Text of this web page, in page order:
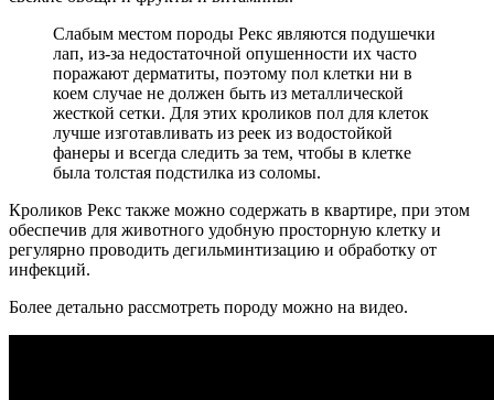
Слабым местом породы Рекс являются подушечки
лап, из-за недостаточной опушенности их часто
поражают дерматиты, поэтому пол клетки ни в
коем случае не должен быть из металлической
жесткой сетки. Для этих кроликов пол для клеток
лучше изготавливать из реек из водостойкой
фанеры и всегда следить за тем, чтобы в клетке
была толстая подстилка из соломы.
Кроликов Рекс также можно содержать в квартире, при этом
обеспечив для животного удобную просторную клетку и
регулярно проводить дегильминтизацию и обработку от
инфекций.
Более детально рассмотреть породу можно на видео.